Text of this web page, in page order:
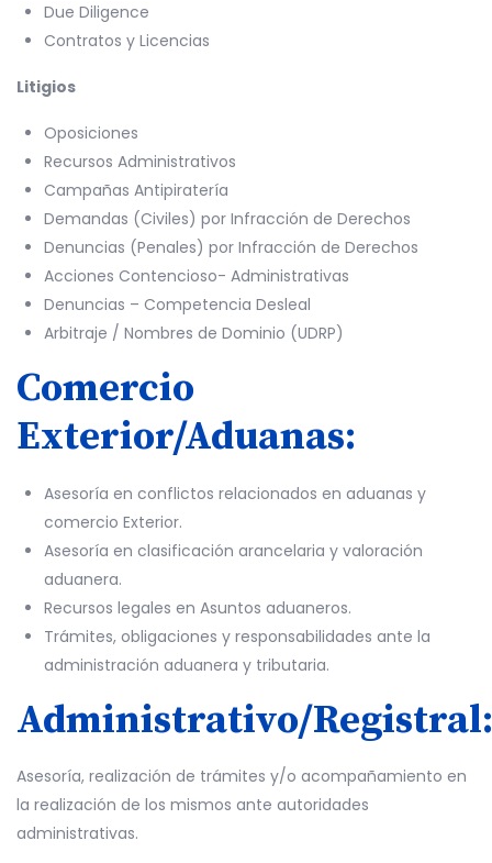
Due Diligence
Contratos y Licencias
Litigios
Oposiciones
Recursos Administrativos
Campañas Antipiratería
Demandas (Civiles) por Infracción de Derechos
Denuncias (Penales) por Infracción de Derechos
Acciones Contencioso- Administrativas
Denuncias – Competencia Desleal
Arbitraje / Nombres de Dominio (UDRP)
Comercio
Exterior/Aduanas:
Asesoría en conflictos relacionados en aduanas y
comercio Exterior.
Asesoría en clasificación arancelaria y valoración
aduanera.
Recursos legales en Asuntos aduaneros.
Trámites, obligaciones y responsabilidades ante la
administración aduanera y tributaria.
Administrativo/Registral:
Asesoría, realización de trámites y/o acompañamiento en
la realización de los mismos ante autoridades
administrativas.